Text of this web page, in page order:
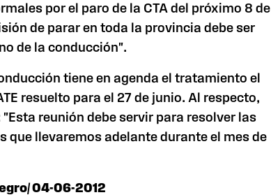
por el paro de la CTA del próximo 8 de
de parar en toda la provincia debe ser
de la conducción".
tiene en agenda el tratamiento el
resuelto para el 27 de junio. Al respecto,
reunión debe servir para resolver las
que llevaremos adelante durante el mes de
04-06-2012